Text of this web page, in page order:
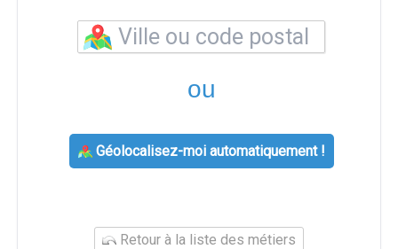
ou
Géolocalisez-moi automatiquement !
Retour à la liste des métiers